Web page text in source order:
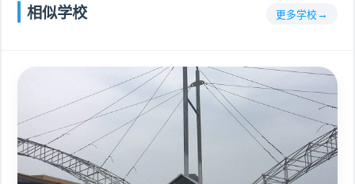
相似学校 更多学校